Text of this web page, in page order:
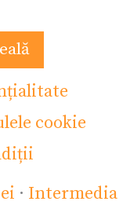
cookie
· Intermedia